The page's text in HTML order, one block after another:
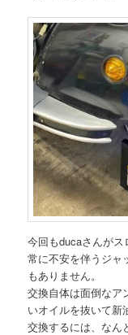
今回もducaさんがス
常に不安を伴うジャ
もありません。
交換自体は面倒なア
いオイルを抜いて新
交換するには、なん